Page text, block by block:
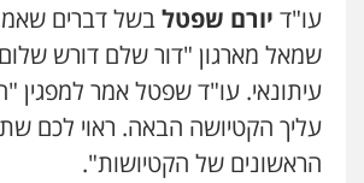
עו"ד יורם שפטלבשל דברים
שמאל מארגון "דור שלם דורש שלום"
עיתונאי. עו"ד שפטל אמר למפגין
עליך הקטיושה הבאה. ראוי לכם
הראשונים של הקטיושות".